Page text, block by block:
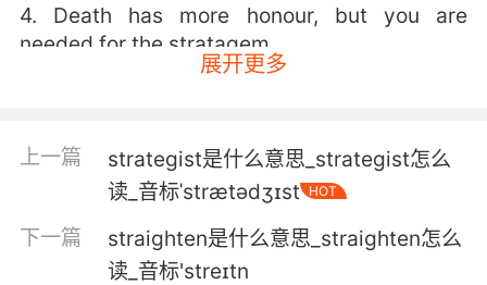
4. Death has more honour, but you are
needed for the stratagem.
5. I'm not unable to savour a stratagem of
elegant construction.
6. But I know that that's the stratagem you're
展开更多
上一篇
strategist是什么意思_strategist怎么
读_音标ˈstrætədʒɪst
HOT
下一篇
straighten是什么意思_straighten怎么
读_音标'streɪtn